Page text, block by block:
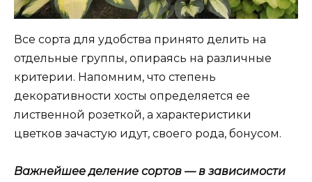
Все сорта для удобства принято делить на
отдельные группы, опираясь на различные
критерии. Напомним, что степень
декоративности хосты определяется ее
лиственной розеткой, а характеристики
цветков зачастую идут, своего рода, бонусом.
Важнейшее деление сортов — в зависимости